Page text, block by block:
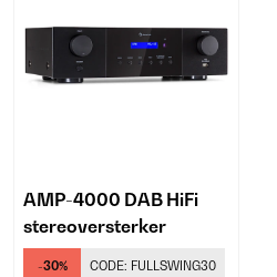
AMP-4000 DAB HiFi
stereoversterker
-30% CODE: FULLSWING30